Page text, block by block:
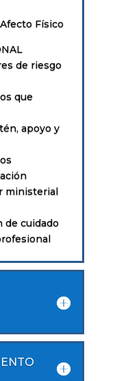
Físico
de riesgo
que
apoyo y
ministerial
de cuidado